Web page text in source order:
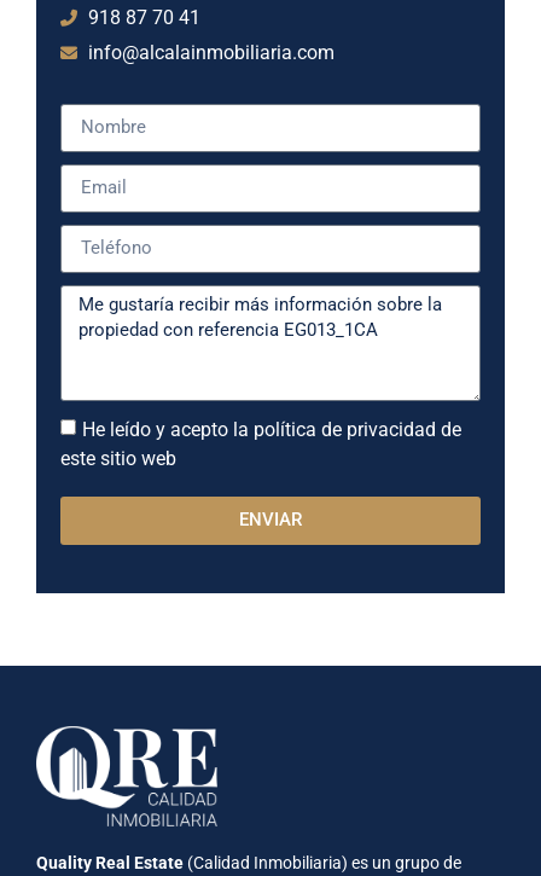
918 87 70 41
info@alcalainmobiliaria.com
He leído y acepto la política de privacidad de
este sitio web
ENVIAR
Quality Real Estate (Calidad Inmobiliaria) es un grupo de